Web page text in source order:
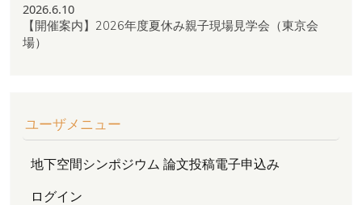
2026.6.10
【開催案内】2026年度夏休み親子現場見学会（東京会
場）
ユーザメニュー
地下空間シンポジウム 論文投稿電子申込み
ログイン